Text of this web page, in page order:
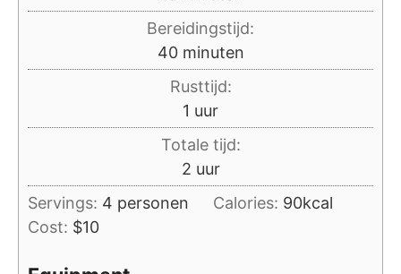
Bereidingstijd:
40minuten
minuten
Rusttijd:
1 uur
uur
Totale tijd:
2uur
uur
Servings: 4 personen Calories: 90kcal
Cost: $10